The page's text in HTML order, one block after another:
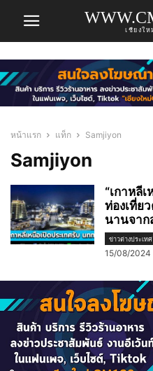
เชียงใ
หน้าแรก แท็ก Samjiyon
Samjiyon
“เกาหลี
ท่องเที่ย
นานจา
ข่าวต่างประเทศ
15/08/2024